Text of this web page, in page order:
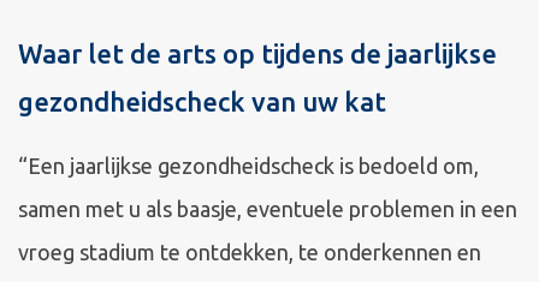
Waar let de arts op tijdens de jaarlijkse
gezondheidscheck van uw kat
“Een jaarlijkse gezondheidscheck is bedoeld om,
samen met u als baasje, eventuele problemen in een
vroeg stadium te ontdekken, te onderkennen en